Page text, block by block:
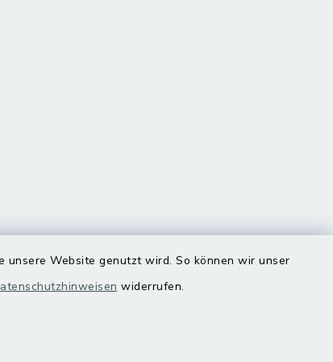
unsere Website genutzt wird. So können wir unser
widerrufen.